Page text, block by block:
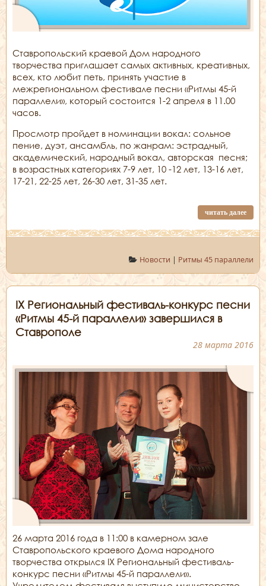
Ставропольский краевой Дом народного
творчества приглашает самых активных, креативных,
всех, кто любит петь, принять участие в
межрегиональном фестивале песни «Ритмы 45-й
параллели», который состоится 1-2 апреля в 11.00
часов.
Просмотр пройдет в номинации вокал: сольное
пение, дуэт, ансамбль, по жанрам: эстрадный,
академический, народный вокал, авторская песня;
в возрастных категориях 7-9 лет, 10 -12 лет, 13-16 лет,
17-21, 22-25 лет, 26-30 лет, 31-35 лет.
читать далее
Новости | Ритмы 45 параллели
IX Региональный фестиваль-конкурс песни
«Ритмы 45-й параллели» завершился в
Ставрополе
28 марта 2016
26 марта 2016 года в 11:00 в камерном зале
Ставропольского краевого Дома народного
творчества открылся IX Региональный фестиваль-
конкурс песни «Ритмы 45-й параллели».